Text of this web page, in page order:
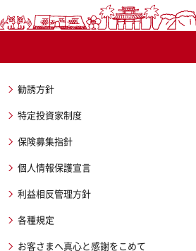
勧誘方針
特定投資家制度
保険募集指針
個人情報保護宣言
利益相反管理方針
各種規定
お客さまへ真心と感謝をこめて